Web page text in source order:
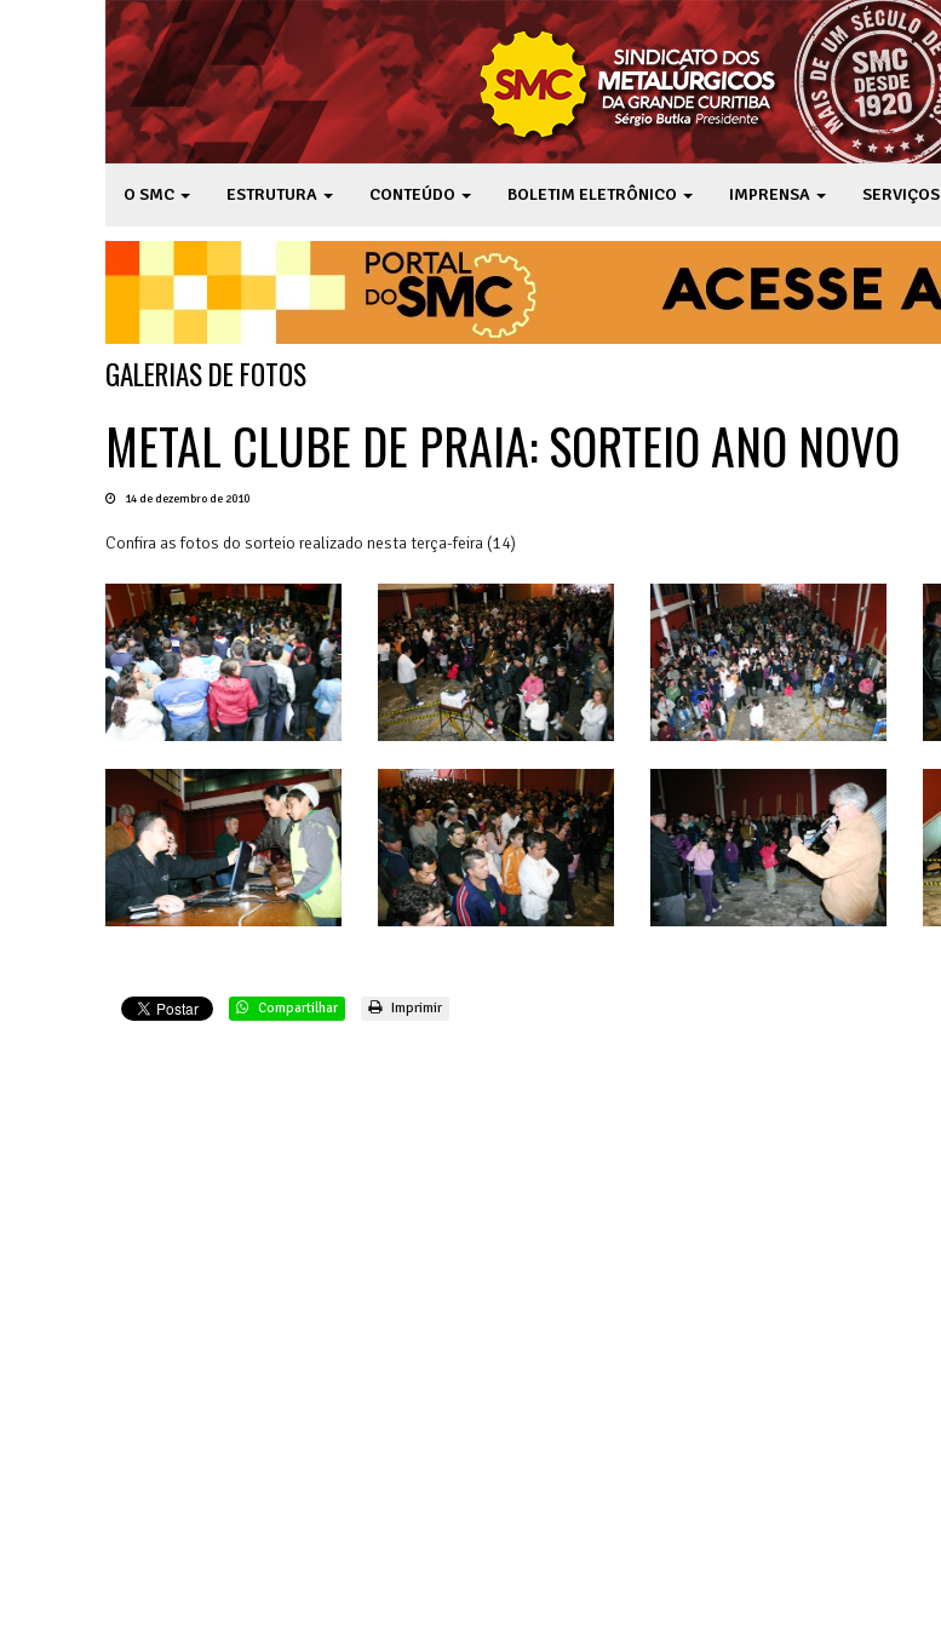
O SMC ESTRUTURA CONTEÚDO BOLETIM ELETRÔNICO IMPRENSA SERVIÇOS
GALERIAS DE FOTOS
METAL CLUBE DE PRAIA: SORTEIO ANO NOVO
14 de dezembro de 2010
Confira as fotos do sorteio realizado nesta terça-feira (14)
Compartilhar Imprimir